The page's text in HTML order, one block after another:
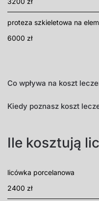
proteza szkieletowa na
6000 zł
Co wpływa na koszt
Kiedy poznasz koszt
Ile kosztują
licówka porcelanowa
2400 zł